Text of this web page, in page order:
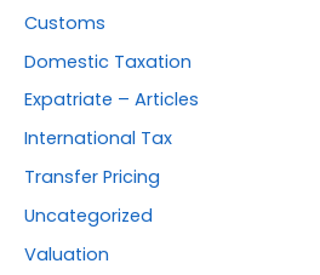
Customs
Domestic Taxation
Expatriate – Articles
International Tax
Transfer Pricing
Uncategorized
Valuation